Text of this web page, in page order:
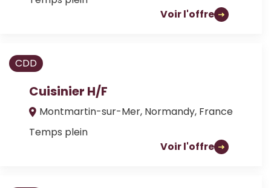
Voir l'offre
CDD
Cuisinier H/F
Montmartin-sur-Mer, Normandy, France
Temps plein
Voir l'offre